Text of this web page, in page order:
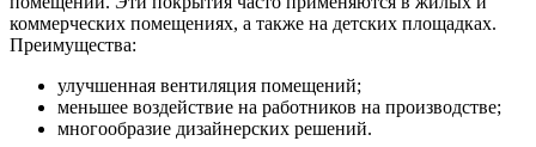
коммерческих помещениях, а также на детских площадках.
Преимущества:
улучшенная вентиляция помещений;
меньшее воздействие на работников на производстве;
многообразие дизайнерских решений.